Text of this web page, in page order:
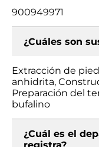
900949971
¿Cuáles son
Extracción de
anhidrita,
Preparación del
bufalino
¿Cuál es el